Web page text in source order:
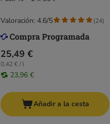
25,49 €
0,42 € / l
23,96 €
Valoración: 4.6/5 (24)
Añadir a la cesta